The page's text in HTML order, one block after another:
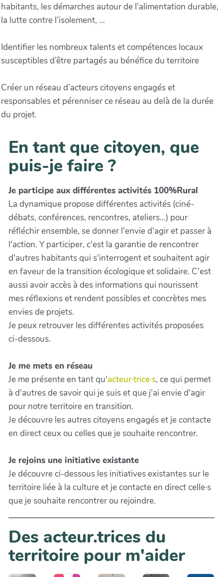
habitants, les démarches autour de l’alimentation durable,
la lutte contre l’isolement, …
Identifier les nombreux talents et compétences locaux
susceptibles d’être partagés au bénéfice du territoire
Créer un réseau d’acteurs citoyens engagés et
responsables et pérenniser ce réseau au delà de la durée
du projet.
En tant que citoyen, que
puis-je faire ?
Je participe aux différentes activités 100%Rural
La dynamique propose différentes activités (ciné-
débats, conférences, rencontres, ateliers...) pour
réfléchir ensemble, se donner l'envie d'agir et passer à
l'action. Y participer, c'est la garantie de rencontrer
d'autres habitants qui s'interrogent et souhaitent agir
en faveur de la transition écologique et solidaire. C'est
aussi avoir accès à des informations qui nourissent
mes réflexions et rendent possibles et concrètes mes
envies de projets.
Je peux retrouver les différentes activités proposées
ci-dessous.
Je me mets en réseau
Je me présente en tant qu'acteur·trice·s, ce qui permet
à d'autres de savoir qui je suis et que j'ai envie d'agir
pour notre territoire en transition.
Je découvre les autres citoyens engagés et je contacte
en direct ceux ou celles que je souhaite rencontrer.
Je rejoins une initiative existante
Je découvre ci-dessous les initiatives existantes sur le
territoire liée à la culture et je contacte en direct celle·s
que je souhaite rencontrer ou rejoindre.
Des acteur.trices du
territoire pour m'aider